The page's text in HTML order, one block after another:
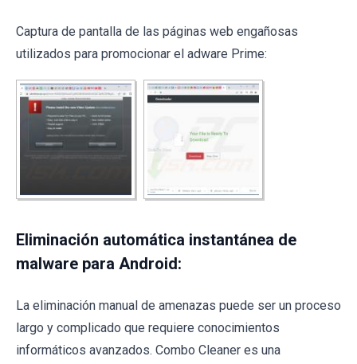
Captura de pantalla de las páginas web engañosas
utilizados para promocionar el adware Prime:
Eliminación automática instantánea de
malware para Android:
La eliminación manual de amenazas puede ser un proceso
largo y complicado que requiere conocimientos
informáticos avanzados. Combo Cleaner es una